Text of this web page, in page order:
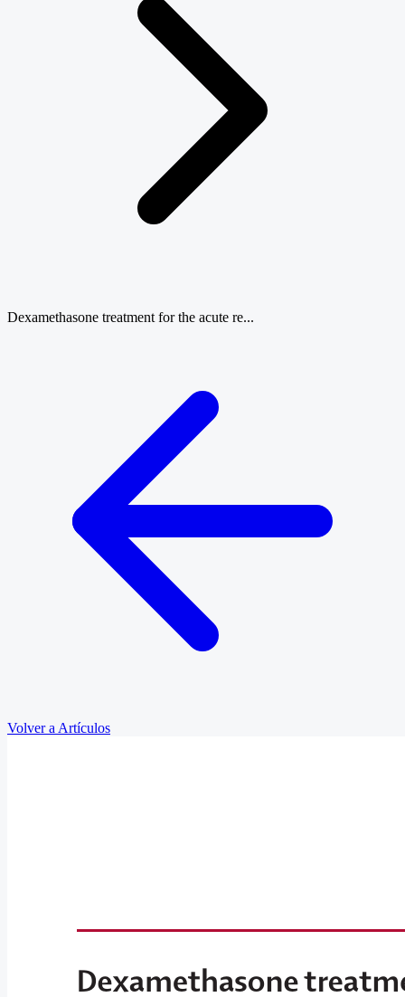
Dexamethasone treatment for the acute re...
Volver a Artículos